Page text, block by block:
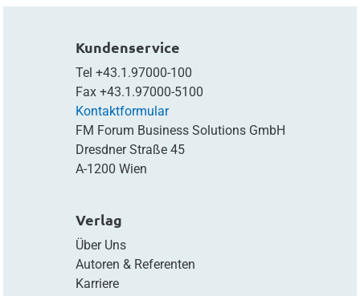
Kundenservice
Tel +43.1.97000-100
Fax +43.1.97000-5100
Kontaktformular
FM Forum Business Solutions GmbH
Dresdner Straße 45
A-1200 Wien
Verlag
Über Uns
Autoren & Referenten
Karriere